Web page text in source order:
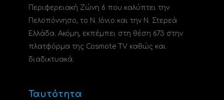
Περιφερειακή Ζώνη 6 που καλύπτει την
Πελοπόννησο, το N. Ιόνιο και την Ν. Στερεά
Ελλάδα. Ακόμη, εκπέμπει στη θέση 673 στην
πλατφόρμα της Cosmote TV καθώς και
διαδικτυακά.
Ταυτότητα